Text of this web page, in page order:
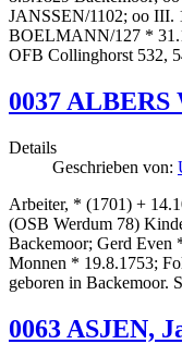
JANSSEN/1102; oo III.
BOELMANN/127 *
OFB Collinghorst 532,
0037 ALBERS
Details
Geschrieben von:
Arbeiter, * (1701) +
(OSB Werdum 78)
Backemoor; Gerd Even
Monnen * 19.8.1753;
geboren in Backemoor.
0063 ASJEN,